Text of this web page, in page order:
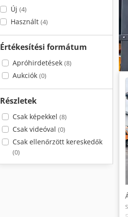
Új (4)
Használt (4)
Értékesítési formátum
Apróhirdetések (8)
Aukciók (0)
Részletek
Csak képekkel (8)
Csak videóval (0)
Csak ellenőrzött kereskedők
(0)